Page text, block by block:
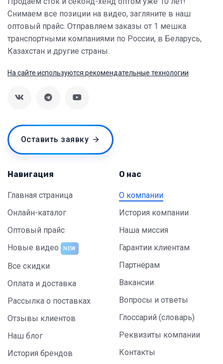
Снимаем все позиции на видео, загляните в наш
оптовый прайс. Отправляем заказы от 1 мешка
транспортными компаниями по России, в Беларусь,
Казахстан и другие страны.
На сайте используются рекомендательные технологии
Оставить заявку
Навигация
Главная страница
Онлайн-каталог
Оптовый прайс
Новые видео
NEW
Все скидки
Оплата и доставка
Рассылка о поставках
Отзывы клиентов
Наш блог
История брендов
О нас
О компании
История компании
Наша миссия
Гарантии клиентам
Партнёрам
Вакансии
Вопросы и ответы
Глоссарий (словарь)
Реквизиты компании
Контакты